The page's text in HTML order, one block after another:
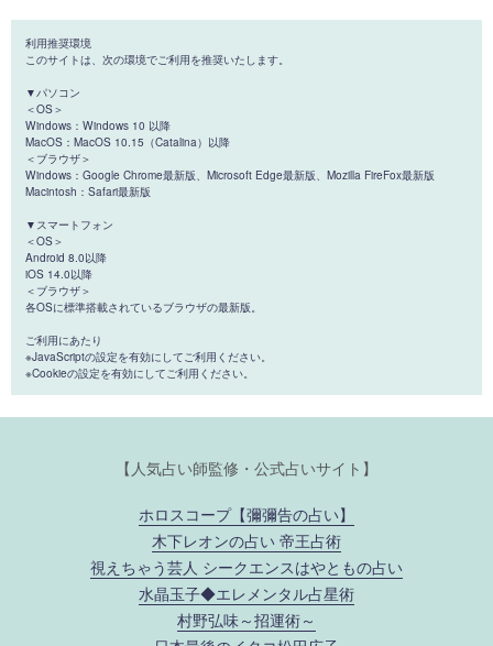
利用推奨環境
このサイトは、次の環境でご利用を推奨いたします。
▼パソコン
＜OS＞
Windows：Windows 10 以降
MacOS：MacOS 10.15（Catalina）以降
＜ブラウザ＞
Windows：Google Chrome最新版、Microsoft Edge最新版、Mozilla FireFox最新版
Macintosh：Safari最新版
▼スマートフォン
＜OS＞
Android 8.0以降
iOS 14.0以降
＜ブラウザ＞
各OSに標準搭載されているブラウザの最新版。
ご利用にあたり
※JavaScriptの設定を有効にしてご利用ください。
※Cookieの設定を有効にしてご利用ください。
【人気占い師監修・公式占いサイト】
ホロスコープ【彌彌告の占い】
木下レオンの占い 帝王占術
視えちゃう芸人 シークエンスはやともの占い
水晶玉子◆エレメンタル占星術
村野弘味～招運術～